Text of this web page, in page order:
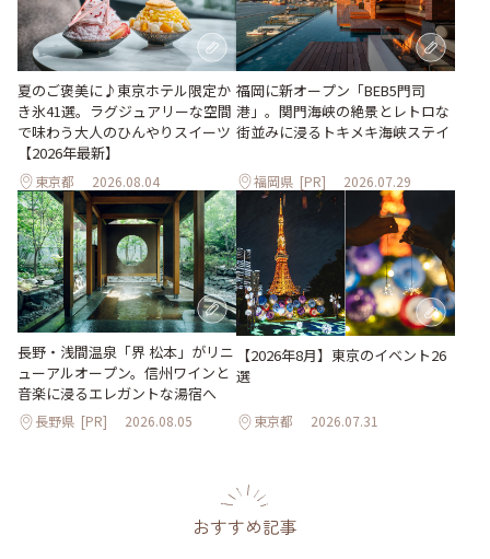
夏のご褒美に♪東京ホテル限定か
き氷41選。ラグジュアリーな空間
で味わう大人のひんやりスイーツ
【2026年最新】
東京都 2026.08.04
福岡に新オープン「BEB5門司
港」。関門海峡の絶景とレトロな
街並みに浸るトキメキ海峡ステイ
福岡県 [PR] 2026.07.29
長野・浅間温泉「界 松本」がリニ
ューアルオープン。信州ワインと
音楽に浸るエレガントな湯宿へ
長野県 [PR] 2026.08.05
【2026年8月】東京のイベント26
選
東京都 2026.07.31
おすすめ記事